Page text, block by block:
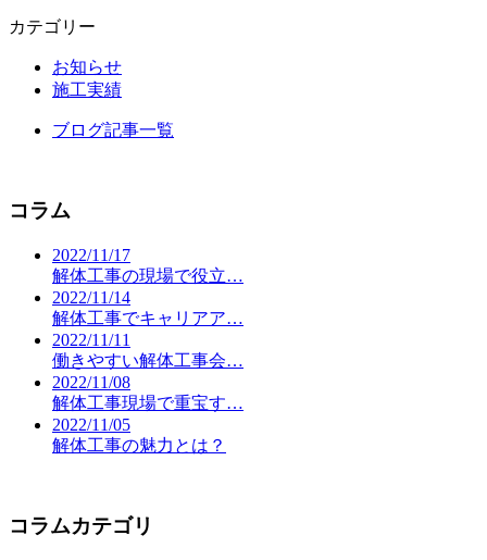
カテゴリー
お知らせ
施工実績
ブログ記事一覧
コラム
2022/11/17
解体工事の現場で役立…
2022/11/14
解体工事でキャリアア…
2022/11/11
働きやすい解体工事会…
2022/11/08
解体工事現場で重宝す…
2022/11/05
解体工事の魅力とは？
コラムカテゴリ